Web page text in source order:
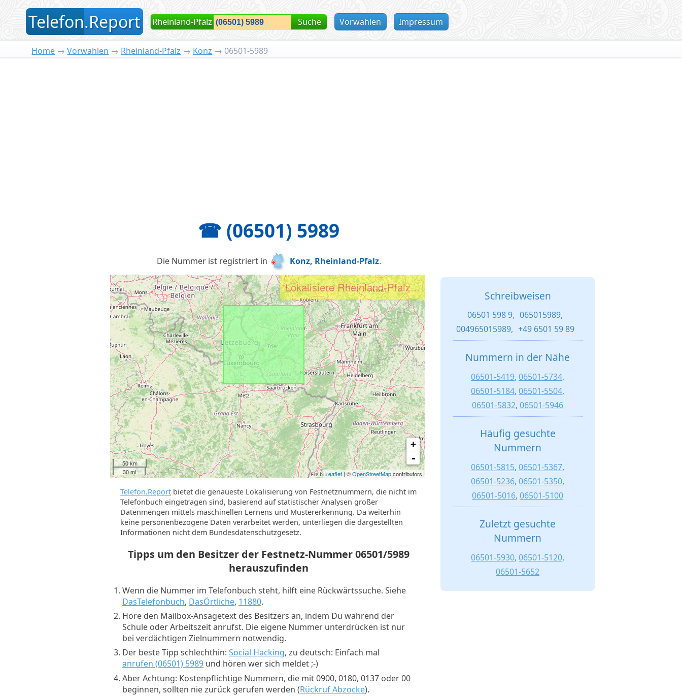
Telefon.Report Rheinland-Pfalz Suche Vorwahlen Impressum
Home →Vorwahlen → Rheinland-Pfalz → Konz → 06501-5989
☎ (06501) 5989
Die Nummer ist registriert in Konz, Rheinland-Pfalz.
50 km
30 mi
+
-
Leaflet | ©OpenStreetMapcontributors
Lokalisiere Rheinland-Pfalz...
Telefon.Report bietet die genaueste Lokalisierung von Festnetznummern, die nicht im
Telefonbuch eingetragen sind, basierend auf statistischer Analysen großer
Datenmengen mittels maschinellen Lernens und Mustererkennung. Da weiterhin
keine personenbezogene Daten verarbeitet werden, unterliegen die dargestellten
Informationen nicht dem Bundesdatenschutzgesetz.
Tipps um den Besitzer der Festnetz-Nummer06501/5989
herauszufinden
Wenn die Nummer im Telefonbuch steht, hilft eine Rückwärtssuche. Siehe
DasTelefonbuch, DasÖrtliche, 11880.
Höre den Mailbox-Ansagetext des Besitzers an, indem Du während der
Schule oder Arbeitszeit anrufst. Die eigene Nummer unterdrücken ist nur
bei verdächtigen Zielnummern notwendig.
Der beste Tipp schlechthin: Social Hacking, zu deutsch: Einfach mal
anrufen (06501) 5989 und hören wer sich meldet ;-)
Aber Achtung: Kostenpflichtige Nummern, die mit 0900, 0180, 0137 oder 00
beginnen, sollten nie zurück gerufen werden (Rückruf Abzocke).
Schreibweisen
06501 598 9, 065015989,
004965015989, +49 6501 59 89
Nummern in der Nähe
06501-5419, 06501-5734,
06501-5184, 06501-5504,
06501-5832, 06501-5946
Häufig gesuchte
Nummern
06501-5815, 06501-5367,
06501-5236, 06501-5350,
06501-5016, 06501-5100
Zuletzt gesuchte
Nummern
06501-5930, 06501-5120,
06501-5652